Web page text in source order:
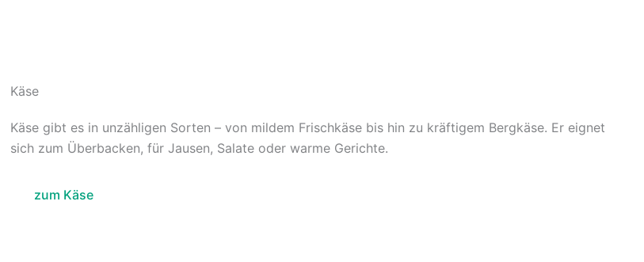
Käse
Käse gibt es in unzähligen Sorten – von mildem Frischkäse bis hin zu kräftigem Bergkäse. Er eignet
sich zum Überbacken, für Jausen, Salate oder warme Gerichte.
zum Käse